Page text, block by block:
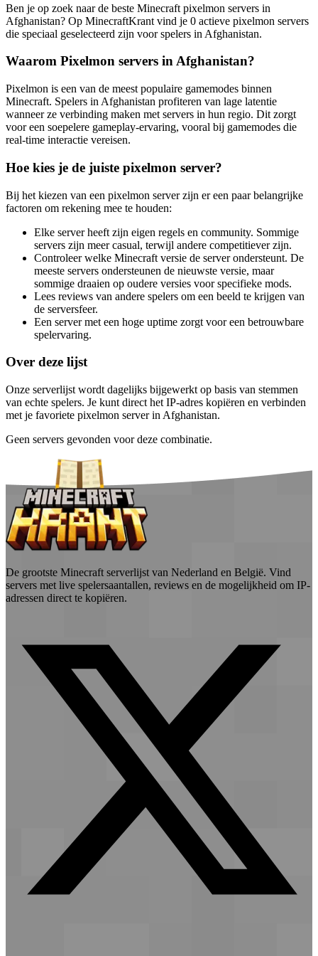
Ben je op zoek naar de beste Minecraft pixelmon servers in
Afghanistan? Op MinecraftKrant vind je 0 actieve pixelmon servers
die speciaal geselecteerd zijn voor spelers in Afghanistan.
Waarom Pixelmon servers in Afghanistan?
Pixelmon is een van de meest populaire gamemodes binnen
Minecraft. Spelers in Afghanistan profiteren van lage latentie
wanneer ze verbinding maken met servers in hun regio. Dit zorgt
voor een soepelere gameplay-ervaring, vooral bij gamemodes die
real-time interactie vereisen.
Hoe kies je de juiste pixelmon server?
Bij het kiezen van een pixelmon server zijn er een paar belangrijke
factoren om rekening mee te houden:
Elke server heeft zijn eigen regels en community. Sommige
servers zijn meer casual, terwijl andere competitiever zijn.
Controleer welke Minecraft versie de server ondersteunt. De
meeste servers ondersteunen de nieuwste versie, maar
sommige draaien op oudere versies voor specifieke mods.
Lees reviews van andere spelers om een beeld te krijgen van
de serversfeer.
Een server met een hoge uptime zorgt voor een betrouwbare
spelervaring.
Over deze lijst
Onze serverlijst wordt dagelijks bijgewerkt op basis van stemmen
van echte spelers. Je kunt direct het IP-adres kopiëren en verbinden
met je favoriete pixelmon server in Afghanistan.
Geen servers gevonden voor deze combinatie.
De grootste Minecraft serverlijst van Nederland en België. Vind
servers met live spelersaantallen, reviews en de mogelijkheid om IP-
adressen direct te kopiëren.